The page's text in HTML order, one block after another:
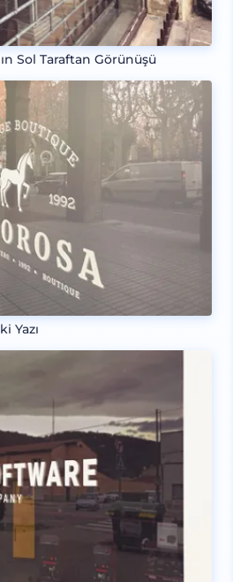
Sol Taraftan Görünüşü
Yazı